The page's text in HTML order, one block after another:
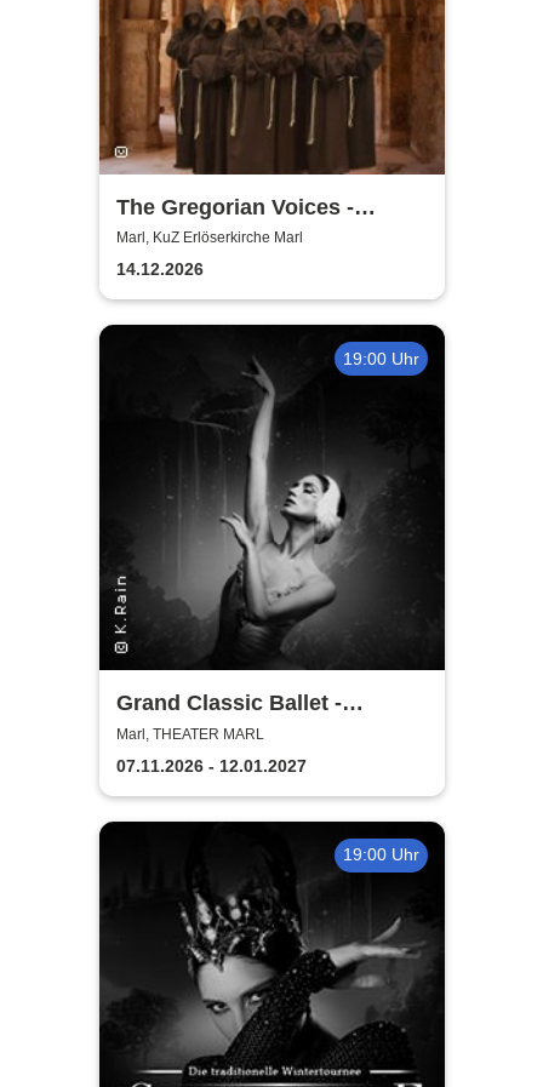
The Gregorian Voices -
Gregorianik zur
Weihnachtszeit
Marl, KuZ Erlöserkirche Marl
14.12.2026
19:00 Uhr
Grand Classic Ballet -
Schwanensee - Jenseits der
Bühne mit live Streichquartett
Marl, THEATER MARL
07.11.2026 - 12.01.2027
19:00 Uhr